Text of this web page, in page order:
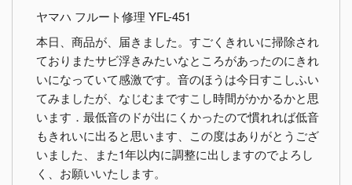
ヤマハ フルート修理 YFL-451
本日、商品が、届きました。すごくきれいに掃除され
ておりまたサビ浮きみたいなところがあったのにきれ
いになっていて感激です。音のほうは今日すこしふい
てみましたが、なじむまですこし時間がかかるかと思
います．最低音のドが出にくかったので慣れれば低音
もきれいに出ると思います、この度はありがとうござ
いました、また1年以内に調整に出しますのでよろし
く、お願いいたします。